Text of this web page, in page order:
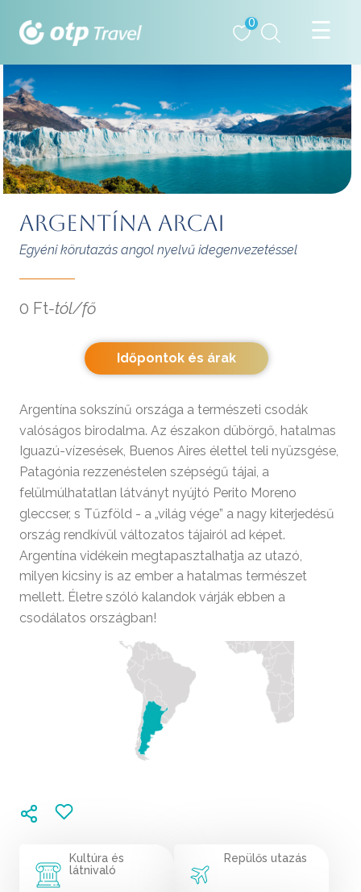
0
ARGENTÍNA ARCAI
Egyéni körutazás angol nyelvű idegenvezetéssel
0 Ft-tól/fő
Időpontok és árak
Argentína sokszínű országa a természeti csodák
valóságos birodalma. Az északon dübörgő, hatalmas
Iguazú-vízesések, Buenos Aires élettel teli nyüzsgése,
Patagónia rezzenéstelen szépségű tájai, a
felülmúlhatatlan látványt nyújtó Perito Moreno
gleccser, s Tűzföld - a „világ vége” a nagy kiterjedésű
ország rendkívül változatos tájairól ad képet.
Argentína vidékein megtapasztalhatja az utazó,
milyen kicsiny is az ember a hatalmas természet
mellett. Életre szóló kalandok várják ebben a
csodálatos országban!
Kultúra és
látnivaló
Repülős utazás